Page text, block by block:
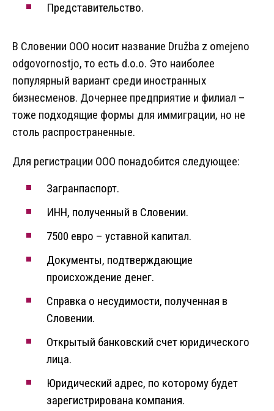
Представительство.
В Словении ООО носит название Družba z omejeno
odgovornostjo, то есть d.o.o. Это наиболее
популярный вариант среди иностранных
бизнесменов. Дочернее предприятие и филиал –
тоже подходящие формы для иммиграции, но не
столь распространенные.
Для регистрации ООО понадобится следующее:
Загранпаспорт.
ИНН, полученный в Словении.
7500 евро – уставной капитал.
Документы, подтверждающие
происхождение денег.
Справка о несудимости, полученная в
Словении.
Открытый банковский счет юридического
лица.
Юридический адрес, по которому будет
зарегистрирована компания.